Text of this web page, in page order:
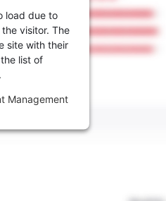
load due to
visitor. The
site with their
list of
Management